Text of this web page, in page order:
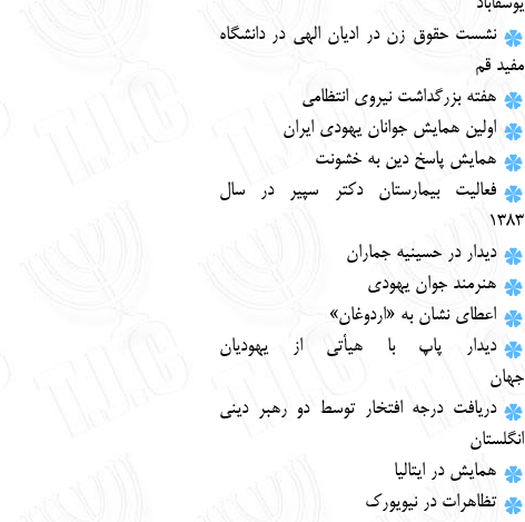
يوسف‏آباد
نشست حقوق زن در اديان الهي در دانشگاه
مفيد قم
هفته بزرگداشت نيروي انتظامي
اولين همايش جوانان يهودي ايران
همايش پاسخ دين به خشونت
فعاليت بيمارستان دكتر سپير در سال
1383
ديدار در حسينيه جماران
هنرمند جوان يهودي
اعطاي نشان به «اردوغان»
ديدار پاپ با هيأتي از يهوديان
جهان
دريافت درجه افتخار توسط دو رهبر ديني
انگلستان
همايش در ايتاليا
تظاهرات در نيويورك